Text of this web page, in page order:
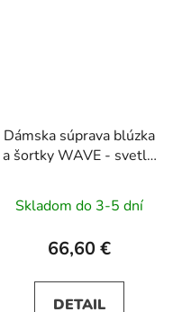
Dámska súprava blúzka
a šortky WAVE - svetlo
Skladom do 3-5 dní
66,60 €
DETAIL